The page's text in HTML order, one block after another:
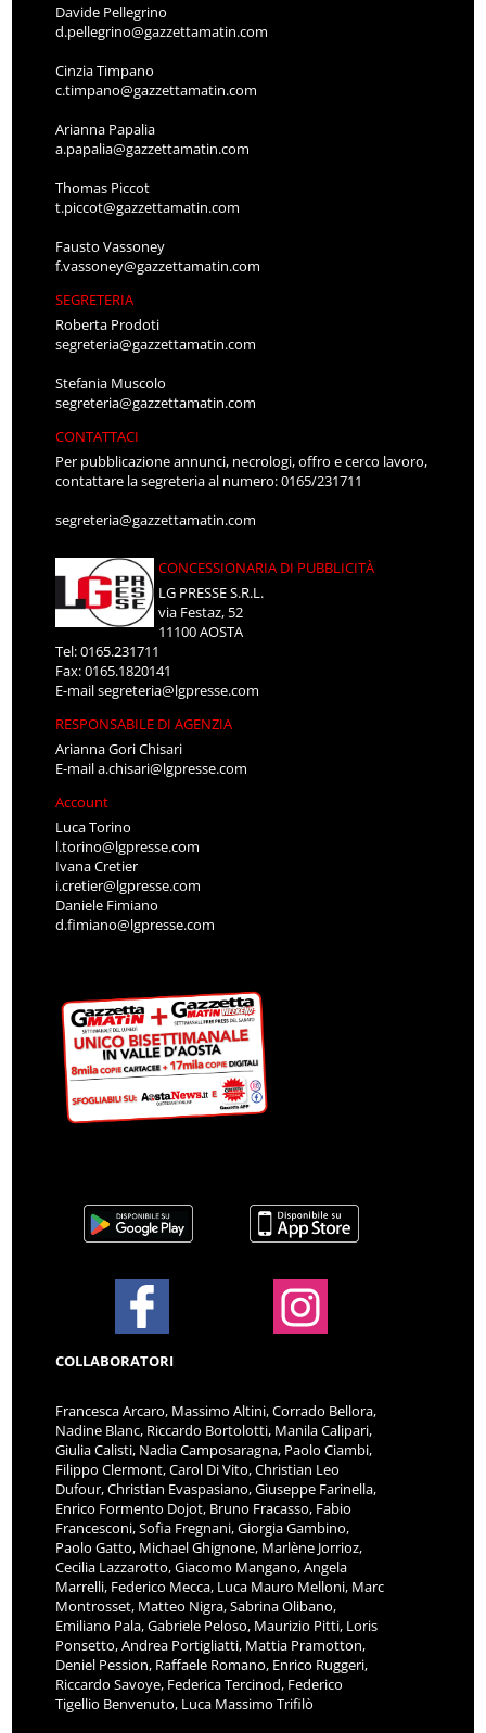
Davide Pellegrino
d.pellegrino@gazzettamatin.com
Cinzia Timpano
c.timpano@gazzettamatin.com
Arianna Papalia
a.papalia@gazzettamatin.com
Thomas Piccot
t.piccot@gazzettamatin.com
Fausto Vassoney
f.vassoney@gazzettamatin.com
SEGRETERIA
Roberta Prodoti
segreteria@gazzettamatin.com
Stefania Muscolo
segreteria@gazzettamatin.com
CONTATTACI
Per pubblicazione annunci, necrologi, offro e cerco lavoro,
contattare la segreteria al numero: 0165/231711
segreteria@gazzettamatin.com
CONCESSIONARIA DI PUBBLICITÀ
LG PRESSE S.R.L.
via Festaz, 52
11100 AOSTA
Tel: 0165.231711
Fax: 0165.1820141
E-mailsegreteria@lgpresse.com
RESPONSABILE DI AGENZIA
Arianna Gori Chisari
E-maila.chisari@lgpresse.com
Account
Luca Torino
l.torino@lgpresse.com
Ivana Cretier
i.cretier@lgpresse.com
Daniele Fimiano
d.fimiano@lgpresse.com
COLLABORATORI
Francesca Arcaro, Massimo Altini, Corrado Bellora,
Nadine Blanc, Riccardo Bortolotti, Manila Calipari,
Giulia Calisti, Nadia Camposaragna, Paolo Ciambi,
Filippo Clermont, Carol Di Vito, Christian Leo
Dufour, Christian Evaspasiano, Giuseppe Farinella,
Enrico Formento Dojot, Bruno Fracasso, Fabio
Francesconi, Sofia Fregnani, Giorgia Gambino,
Paolo Gatto, Michael Ghignone, Marlène Jorrioz,
Cecilia Lazzarotto, Giacomo Mangano, Angela
Marrelli, Federico Mecca, Luca Mauro Melloni, Marc
Montrosset, Matteo Nigra, Sabrina Olibano,
Emiliano Pala, Gabriele Peloso, Maurizio Pitti, Loris
Ponsetto, Andrea Portigliatti, Mattia Pramotton,
Deniel Pession, Raffaele Romano, Enrico Ruggeri,
Riccardo Savoye, Federica Tercinod, Federico
Tigellio Benvenuto, Luca Massimo Trifilò